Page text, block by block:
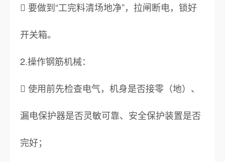
 要做到“工完料清场地净”，拉闸断电，锁好
开关箱。
2.操作钢筋机械：
 使用前先检查电气，机身是否接零（地）、
漏电保护器是否灵敏可靠、安全保护装置是否
完好；